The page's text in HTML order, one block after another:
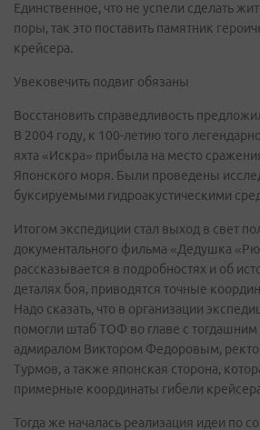
Единственное, что не успели сделать
поры, так это поставить памятник
крейсера.
Увековечить подвиг обязаны
Восстановить справедливость
В 2004 году, к 100-летию того
яхта «Искра» прибыла на место
Японского моря. Были проведены
буксируемыми гидроакустическими
Итогом экспедиции стал выход в свет
документального фильма «Дедушка
рассказывается в подробностях и об
деталях боя, приводятся точные
Надо сказать, что в организации
помогли штаб ТОФ во главе с
адмиралом Виктором Федоровым,
Турмов, а также японская сторона,
примерные координаты гибели
Тогда же началась реализация идеи по